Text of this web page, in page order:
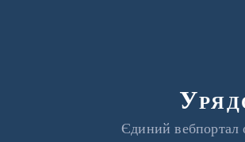
Єдиний вебпортал